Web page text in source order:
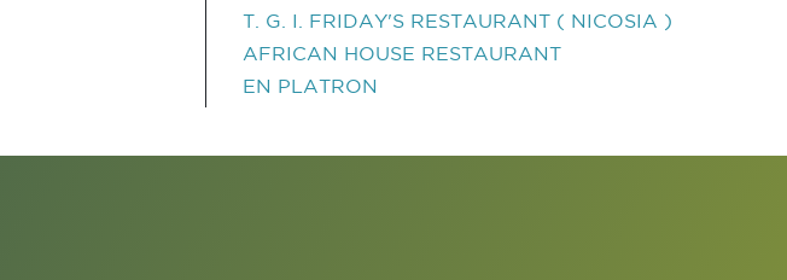
T. G. I. FRIDAY'S RESTAURANT ( NICOSIA )
AFRICAN HOUSE RESTAURANT
EN PLATRON